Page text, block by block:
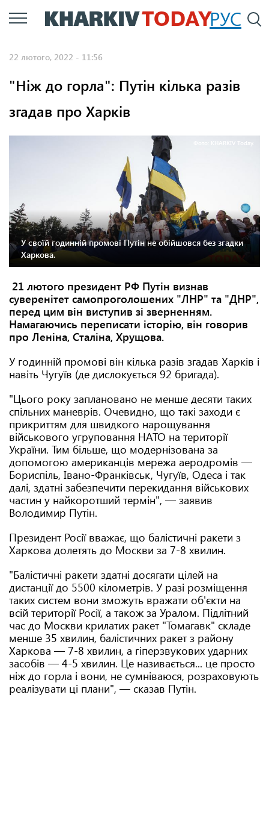
Перейти
до
РУС
22 лютого, 2022 - 11:56
"Ніж до горла": Путін кілька разів
згадав про Харків
Фото: KHARKIV Today.
У своїй годинній промові Путін не обійшовся без згадки
Харкова.
21 лютого президент РФ Путін визнав
суверенітет самопроголошених "ЛНР" та "ДНР",
перед цим він виступив зі зверненням.
Намагаючись переписати історію, він говорив
про Леніна, Сталіна, Хрущова.
У годинній промові він кілька разів згадав Харків і
навіть Чугуїв (де дислокується 92 бригада).
"Цього року заплановано не менше десяти таких
спільних маневрів. Очевидно, що такі заходи є
прикриттям для швидкого нарощування
військового угруповання НАТО на території
України. Тим більше, що модернізована за
допомогою американців мережа аеродромів —
Бориспіль, Івано-Франківськ, Чугуїв, Одеса і так
далі, здатні забезпечити перекидання військових
частин у найкоротший термін", — заявив
Володимир Путін.
Президент Росії вважає, що балістичні ракети з
Харкова долетять до Москви за 7-8 хвилин.
"Балістичні ракети здатні досягати цілей на
дистанції до 5500 кілометрів. У разі розміщення
таких систем вони зможуть вражати об'єкти на
всій території Росії, а також за Уралом. Підлітний
час до Москви крилатих ракет "Томагавк" складе
менше 35 хвилин, балістичних ракет з району
Харкова — 7-8 хвилин, а гіперзвукових ударних
засобів — 4-5 хвилин. Це називається... це просто
ніж до горла і вони, не сумніваюся, розраховують
реалізувати ці плани", — сказав Путін.